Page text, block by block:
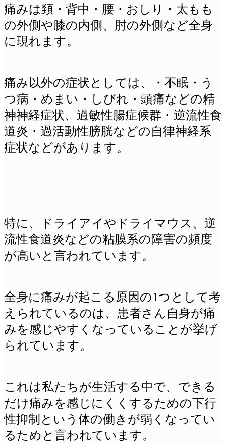
痛みは頚・背中・腰・おしり・太もも
の外側や膝の内側、肘の外側など全身
に現れます。
痛み以外の症状としては、・不眠・う
つ病・めまい・しびれ・頭痛などの精
神神経症状、過敏性腸症候群・逆流性食
道炎・過活動性膀胱などの自律神経系
症状などがあります。
特に、ドライアイやドライマウス、逆
流性食道炎などの粘膜系の障害の頻度
が高いと言われています。
全身に痛みが起こる原因の1つとして考
えられているのは、患者さん自身が痛
みを感じやすくなっていることが挙げ
られています。
これは私たちが生活する中で、できる
だけ痛みを感じにくくするための下行
性抑制という体の働きが弱くなってい
るためと言われています。